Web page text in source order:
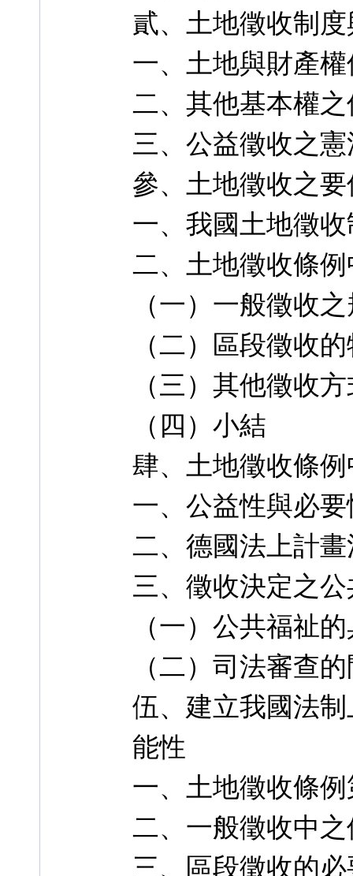
貳、土地徵收制
一、土地與財產
二、其他基本權
三、公益徵收之
參、土地徵收之
一、我國土地徵
二、土地徵收條
（一）一般徵收
（二）區段徵收
（三）其他徵收
（四）小結
肆、土地徵收條
一、公益性與必
二、德國法上計
三、徵收決定之
（一）公共福祉
（二）司法審查
伍、建立我國法
能性
一、土地徵收條
二、一般徵收中
三、區段徵收的